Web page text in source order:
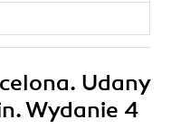
Udany
Wydanie 4